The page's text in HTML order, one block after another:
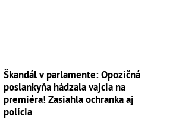
Škandál v parlamente: Opozičná
poslankyňa hádzala vajcia na
premiéra! Zasiahla ochranka aj
polícia